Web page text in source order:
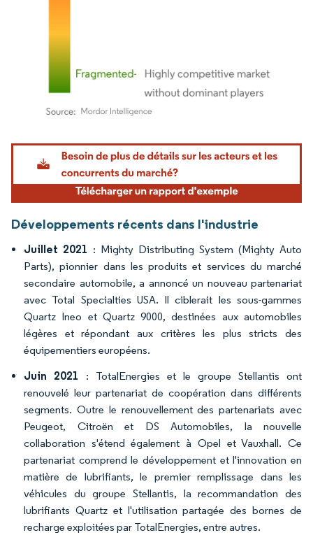
Image © Mordor Intelligence. La réutilisation nécessite une attribution sous CC BY
Développements récents dans l'industrie
Juillet 2021 : Mighty Distributing System (Mighty Auto
Parts), pionnier dans les produits et services du marché
secondaire automobile, a annoncé un nouveau partenariat
avec Total Specialties USA. Il ciblerait les sous-gammes
Quartz Ineo et Quartz 9000, destinées aux automobiles
légères et répondant aux critères les plus stricts des
équipementiers européens.
Juin 2021
: TotalEnergies et le groupe Stellantis ont
renouvelé leur partenariat de coopération dans différents
segments. Outre le renouvellement des partenariats avec
Peugeot, Citroën et DS Automobiles, la nouvelle
collaboration s'étend également à Opel et Vauxhall. Ce
partenariat comprend le développement et l'innovation en
matière de lubrifiants, le premier remplissage dans les
véhicules du groupe Stellantis, la recommandation des
lubrifiants Quartz et l'utilisation partagée des bornes de
recharge exploitées par TotalEnergies, entre autres.